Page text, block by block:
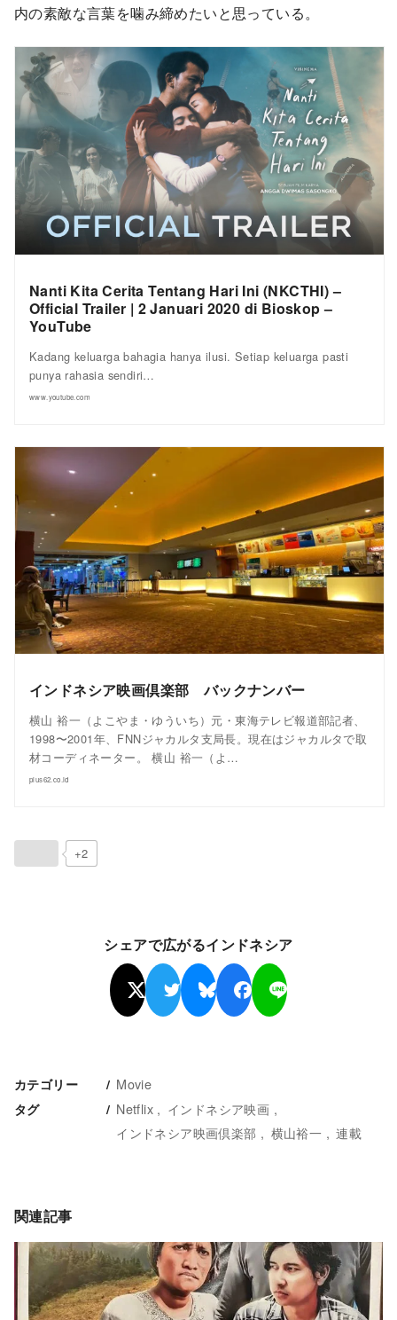
内の素敵な言葉を噛み締めたいと思っている。
Nanti Kita Cerita Tentang Hari Ini (NKCTHI) –
Official Trailer | 2 Januari 2020 di Bioskop –
YouTube
Kadang keluarga bahagia hanya ilusi. Setiap keluarga pasti
punya rahasia sendiri…
www.youtube.com
インドネシア映画倶楽部 バックナンバー
横山 裕一（よこやま・ゆういち）元・東海テレビ報道部記者、
1998〜2001年、FNNジャカルタ支局長。現在はジャカルタで取
材コーディネーター。 横山 裕一（よ…
plus62.co.id
+2
シェアで広がるインドネシア
カテゴリー Movie
タグ Netflix
インドネシア映画
インドネシア映画倶楽部
横山裕一 連載
関連記事